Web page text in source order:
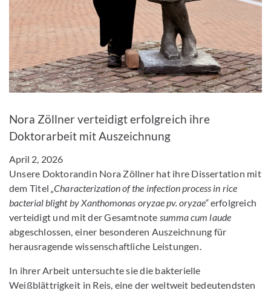
Nora Zöllner verteidigt erfolgreich ihre
Doktorarbeit mit Auszeichnung
April 2, 2026
Unsere Doktorandin Nora Zöllner hat ihre Dissertation mit
dem Titel„Characterization of the infection process in rice
bacterial blight by Xanthomonas oryzae pv. oryzae“erfolgreich
verteidigt und mit der Gesamtnote summa cum laude
abgeschlossen, einer besonderen Auszeichnung für
herausragende wissenschaftliche Leistungen.
In ihrer Arbeit untersuchte sie die bakterielle
Weißblättrigkeit in Reis, eine der weltweit bedeutendsten